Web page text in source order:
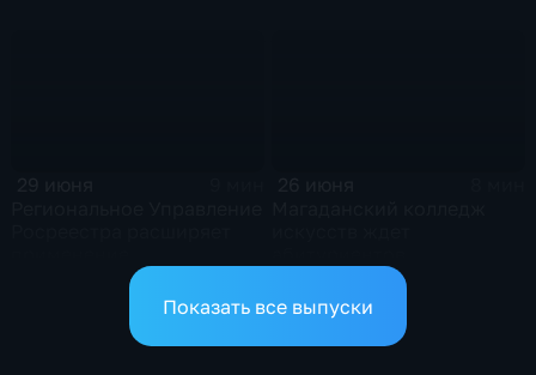
современных технологий
Показать все выпуски